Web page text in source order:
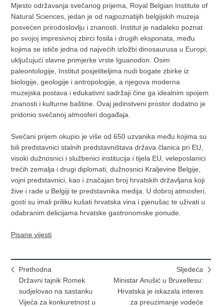
Mjesto održavanja svečanog prijema, Royal Belgian Institute of
Natural Sciences, jedan je od najpoznatijih belgijskih muzeja
posvećen prirodoslovlju i znanosti. Institut je nadaleko poznat
po svojoj impresivnoj zbirci fosila i drugih eksponata, među
kojima se ističe jedna od najvećih izložbi dinosaurusa u Europi,
uključujući slavne primjerke vrste Iguanodon. Osim
paleontologije, Institut posjetiteljima nudi bogate zbirke iz
biologije, geologije i antropologije, a njegova moderna
muzejska postava i edukativni sadržaji čine ga idealnim spojem
znanosti i kulturne baštine. Ovaj jedinstveni prostor dodatno je
pridonio svečanoj atmosferi događaja.
Svečani prijem okupio je više od 650 uzvanika među kojima su
bili predstavnici stalnih predstavništava država članica pri EU,
visoki dužnosnici i službenici institucija i tijela EU, veleposlanici
trećih zemalja i drugi diplomati, dužnosnici Kraljevine Belgije,
vojni predstavnici, kao i značajan broj hrvatskih državljana koji
žive i rade u Belgiji te predstavnika medija. U dobroj atmosferi,
gosti su imali priliku kušati hrvatska vina i pjenušac te uživati u
odabranim delicijama hrvatske gastronomske ponude.
Pisane vijesti
Prethodna
Državni tajnik Romek
sudjelovao na sastanku
Vijeća za konkuretnost u
Sljedeća
Ministar Anušić u Bruxellesu:
Hrvatska je iskazala interes
za preuzimanje vodeće